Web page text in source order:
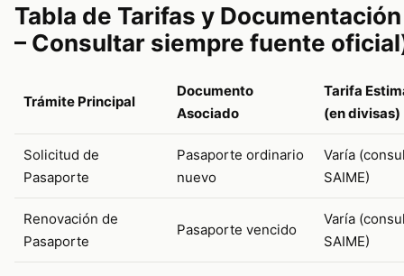
Tabla de Tarifas y
– Consultar siempre fuente
Trámite Principal
Documento
Asociado
Tarifa
(en divisas)
Solicitud de
Pasaporte
Pasaporte ordinario
nuevo
Varía
SAIME)
Renovación de
Pasaporte
Pasaporte vencido
Varía
SAIME)